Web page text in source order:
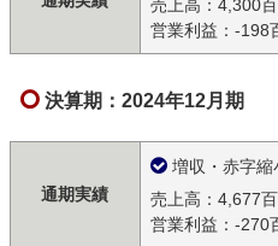
売上高：4,300百
営業利益：-198
決算期：2024年12月期
通期実績
増収・赤字縮
売上高：4,677百
営業利益：-270